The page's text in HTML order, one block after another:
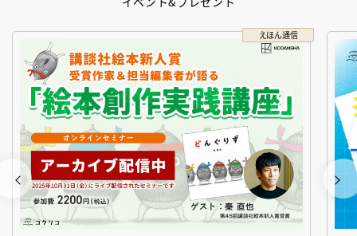
えほん通信